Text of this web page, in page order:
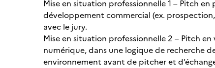
Mise en situation professionnelle 1 – Pitch
développement commercial (ex.
avec le jury.
Mise en situation professionnelle 2 – Pitch
numérique, dans une logique de recherche
environnement avant de pitcher et